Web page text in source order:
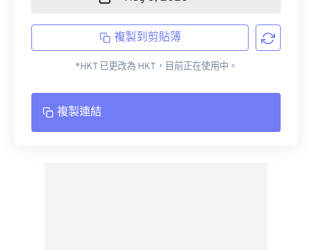
複製到剪貼簿
*HKT 已更改為 HKT，目前正在使用中。
複製連結